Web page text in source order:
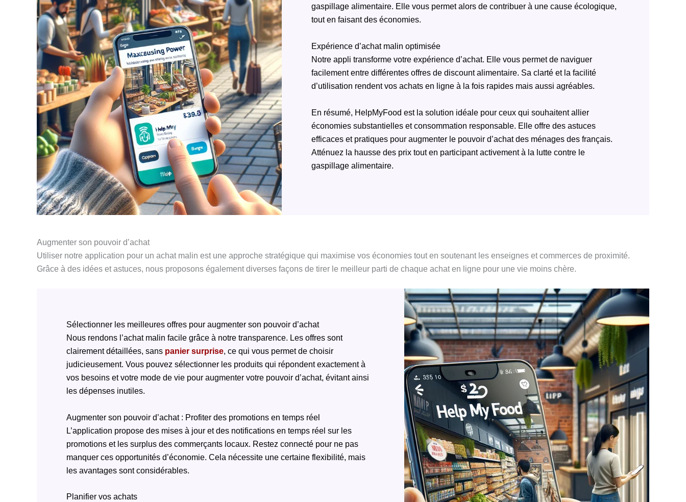
gaspillage alimentaire. Elle vous permet alors de contribuer à une cause écologique,
tout en faisant des économies.
Expérience d’achat malin optimisée
Notre appli transforme votre expérience d’achat. Elle vous permet de naviguer
facilement entre différentes offres de discount alimentaire. Sa clarté et la facilité
d’utilisation rendent vos achats en ligne à la fois rapides mais aussi agréables.
En résumé, HelpMyFood est la solution idéale pour ceux qui souhaitent allier
économies substantielles et consommation responsable. Elle offre des astuces
efficaces et pratiques pour augmenter le pouvoir d’achat des ménages des français.
Atténuez la hausse des prix tout en participant activement à la lutte contre le
gaspillage alimentaire.
Augmenter son pouvoir d’achat
Utiliser notre application pour un achat malin est une approche stratégique qui maximise vos économies tout en soutenant les enseignes et commerces de proximité.
Grâce à des idées et astuces, nous proposons également diverses façons de tirer le meilleur parti de chaque achat en ligne pour une vie moins chère.
Sélectionner les meilleures offres pour augmenter son pouvoir d’achat
Nous rendons l’achat malin facile grâce à notre transparence. Les offres sont
clairement détaillées, sans panier surprise, ce qui vous permet de choisir
judicieusement. Vous pouvez sélectionner les produits qui répondent exactement à
vos besoins et votre mode de vie pour augmenter votre pouvoir d’achat, évitant ainsi
les dépenses inutiles.
Augmenter son pouvoir d’achat : Profiter des promotions en temps réel
L’application propose des mises à jour et des notifications en temps réel sur les
promotions et les surplus des commerçants locaux. Restez connecté pour ne pas
manquer ces opportunités d’économie. Cela nécessite une certaine flexibilité, mais
les avantages sont considérables.
Planifier vos achats